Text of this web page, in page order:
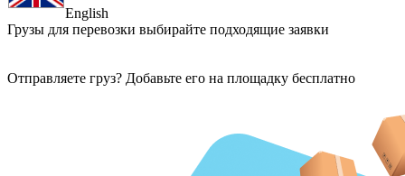
English
Грузы для перевозки выбирайте подходящие заявки
Отправляете груз? Добавьте его на площадку бесплатно